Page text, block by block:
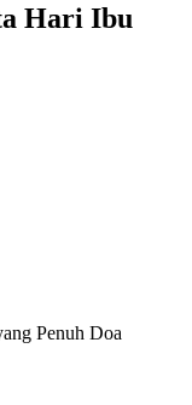
Hari Ibu
Penuh Doa